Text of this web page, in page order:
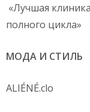
«Лучшая
полного цикла»
МОДА И СТИЛЬ
ALIÉNÉ.clo